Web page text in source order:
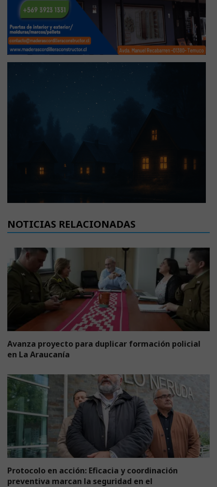
NOTICIAS RELACIONADAS
Avanza proyecto para duplicar formación policial
en La Araucanía
Protocolo en acción: Eficacia y coordinación
preventiva marcan la seguridad en el